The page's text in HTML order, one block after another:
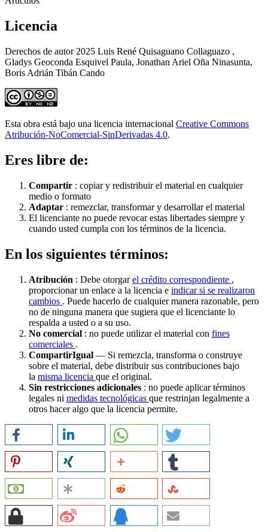
Licencia
Derechos de autor 2025 Luis René Quisaguano Collaguazo ,
Gladys Geoconda Esquivel Paula, Jonathan Ariel Oña Ninasunta,
Boris Adrián Tibán Cando
Esta obra está bajo una licencia internacional Creative Commons
Atribución-NoComercial-SinDerivadas 4.0.
Eres libre de:
Compartir : copiar y redistribuir el material en cualquier
medio o formato
Adaptar : remezclar, transformar y desarrollar el material
El licenciante no puede revocar estas libertades siempre y
cuando usted cumpla con los términos de la licencia.
En los siguientes términos:
Atribución : Debe otorgarel crédito correspondiente ,
proporcionar un enlace a la licencia e indicar si se realizaron
cambios . Puede hacerlo de cualquier manera razonable, pero
no de ninguna manera que sugiera que el licenciante lo
respalda a usted o a su uso.
No comercial : no puede utilizar el material con fines
comerciales .
CompartirIgual — Si remezcla, transforma o construye
sobre el material, debe distribuir sus contribuciones bajo
la misma licencia que el original.
Sin restricciones adicionales : no puede aplicar términos
legales ni medidas tecnológicas que restrinjan legalmente a
otros hacer algo que la licencia permite.